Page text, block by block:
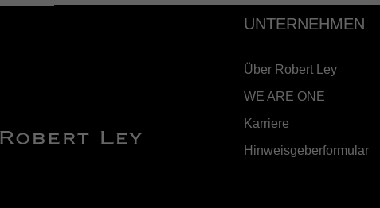
UNTERNEHMEN
Über Robert Ley
WE ARE ONE
Karriere
Hinweisgeberformular